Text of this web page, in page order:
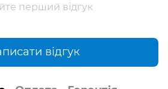
перший відгук
відгук